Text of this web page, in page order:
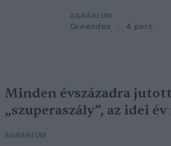
AGRÁRIUM
Greendex 4 perc
Minden évszázadra
„szuperaszály”, az idei
AGRÁRIUM